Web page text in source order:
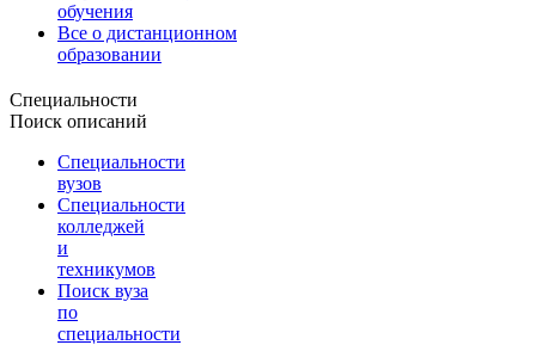
обучения
Все о дистанционном
образовании
Специальности
Поиск описаний
Специальности
вузов
Специальности
колледжей
и
техникумов
Поиск вуза
по
специальности